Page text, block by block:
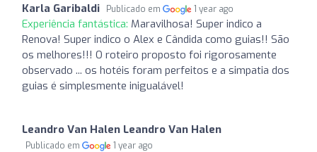
Karla Garibaldi Publicado em 1 year ago
Experiência fantástica: Maravilhosa! Super indico a
Renova! Super indico o Alex e Cândida como guias!! São
os melhores!!! O roteiro proposto foi rigorosamente
observado ... os hotéis foram perfeitos e a simpatia dos
guias é simplesmente inigualável!
Leandro Van Halen Leandro Van Halen
Publicado em 1 year ago